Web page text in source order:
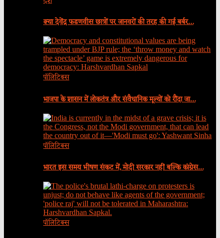
क्या देवेंद्र फडणवीस छात्रों पर जानवरों की तरह की गई बर्बर…
पॉलिटिक्स
भाजपा के शासन में लोकतंत्र और संवैधानिक मूल्यों को रौंदा जा…
पॉलिटिक्स
भारत इस समय भीषण संकट में, मोदी सरकार नहीं बल्कि कांग्रेस…
पॉलिटिक्स